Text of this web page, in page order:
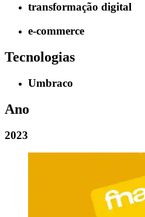
transformação digital
e-commerce
Tecnologias
Umbraco
Ano
2023